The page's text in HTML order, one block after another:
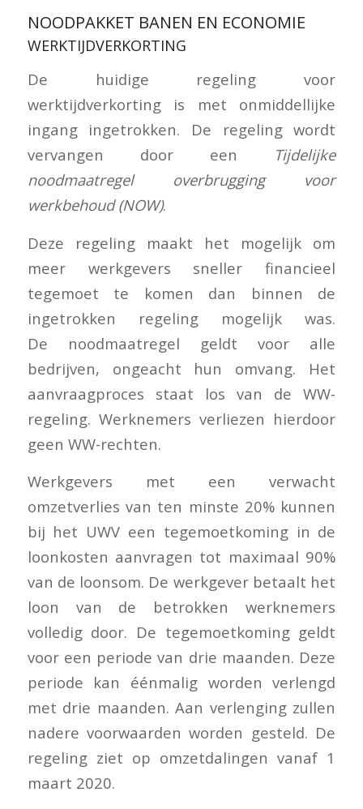
NOODPAKKET BANEN EN ECONOMIE
WERKTIJDVERKORTING
De huidige regeling voor
werktijdverkorting is met onmiddellijke
ingang ingetrokken. De regeling wordt
vervangen door een
Tijdelijke
noodmaatregel overbrugging voor
werkbehoud (NOW).
Deze regeling maakt het mogelijk om
meer werkgevers sneller financieel
tegemoet te komen dan binnen de
ingetrokken regeling mogelijk was.
De noodmaatregel geldt voor alle
bedrijven, ongeacht hun omvang. Het
aanvraagproces staat los van de WW-
regeling. Werknemers verliezen hierdoor
geen WW-rechten.
Werkgevers met een verwacht
omzetverlies van ten minste 20% kunnen
bij het UWV een tegemoetkoming in de
loonkosten aanvragen tot maximaal 90%
van de loonsom. De werkgever betaalt het
loon van de betrokken werknemers
volledig door. De tegemoetkoming geldt
voor een periode van drie maanden. Deze
periode kan éénmalig worden verlengd
met drie maanden. Aan verlenging zullen
nadere voorwaarden worden gesteld. De
regeling ziet op omzetdalingen vanaf 1
maart 2020.